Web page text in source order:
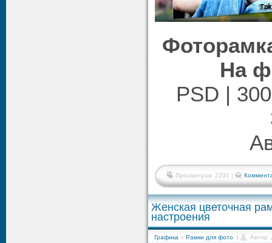
На
PSD |
Просмотров: 2231 |
Женская цветочная
настроения
Графика » Рамки для фото | Автор: